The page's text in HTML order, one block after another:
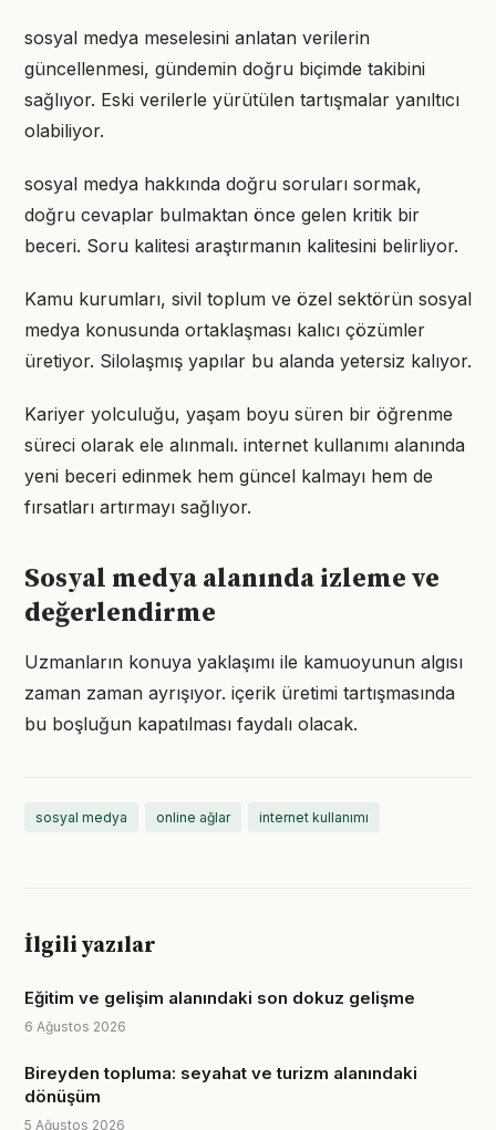
sosyal medya meselesini anlatan verilerin
güncellenmesi, gündemin doğru biçimde takibini
sağlıyor. Eski verilerle yürütülen tartışmalar yanıltıcı
olabiliyor.
sosyal medya hakkında doğru soruları sormak,
doğru cevaplar bulmaktan önce gelen kritik bir
beceri. Soru kalitesi araştırmanın kalitesini belirliyor.
Kamu kurumları, sivil toplum ve özel sektörün sosyal
medya konusunda ortaklaşması kalıcı çözümler
üretiyor. Silolaşmış yapılar bu alanda yetersiz kalıyor.
Kariyer yolculuğu, yaşam boyu süren bir öğrenme
süreci olarak ele alınmalı. internet kullanımı alanında
yeni beceri edinmek hem güncel kalmayı hem de
fırsatları artırmayı sağlıyor.
Sosyal medya alanında izleme ve
değerlendirme
Uzmanların konuya yaklaşımı ile kamuoyunun algısı
zaman zaman ayrışıyor. içerik üretimi tartışmasında
bu boşluğun kapatılması faydalı olacak.
sosyal medya online ağlar internet kullanımı
İlgili yazılar
Eğitim ve gelişim alanındaki son dokuz gelişme
6 Ağustos 2026
Bireyden topluma: seyahat ve turizm alanındaki
dönüşüm
5 Ağustos 2026